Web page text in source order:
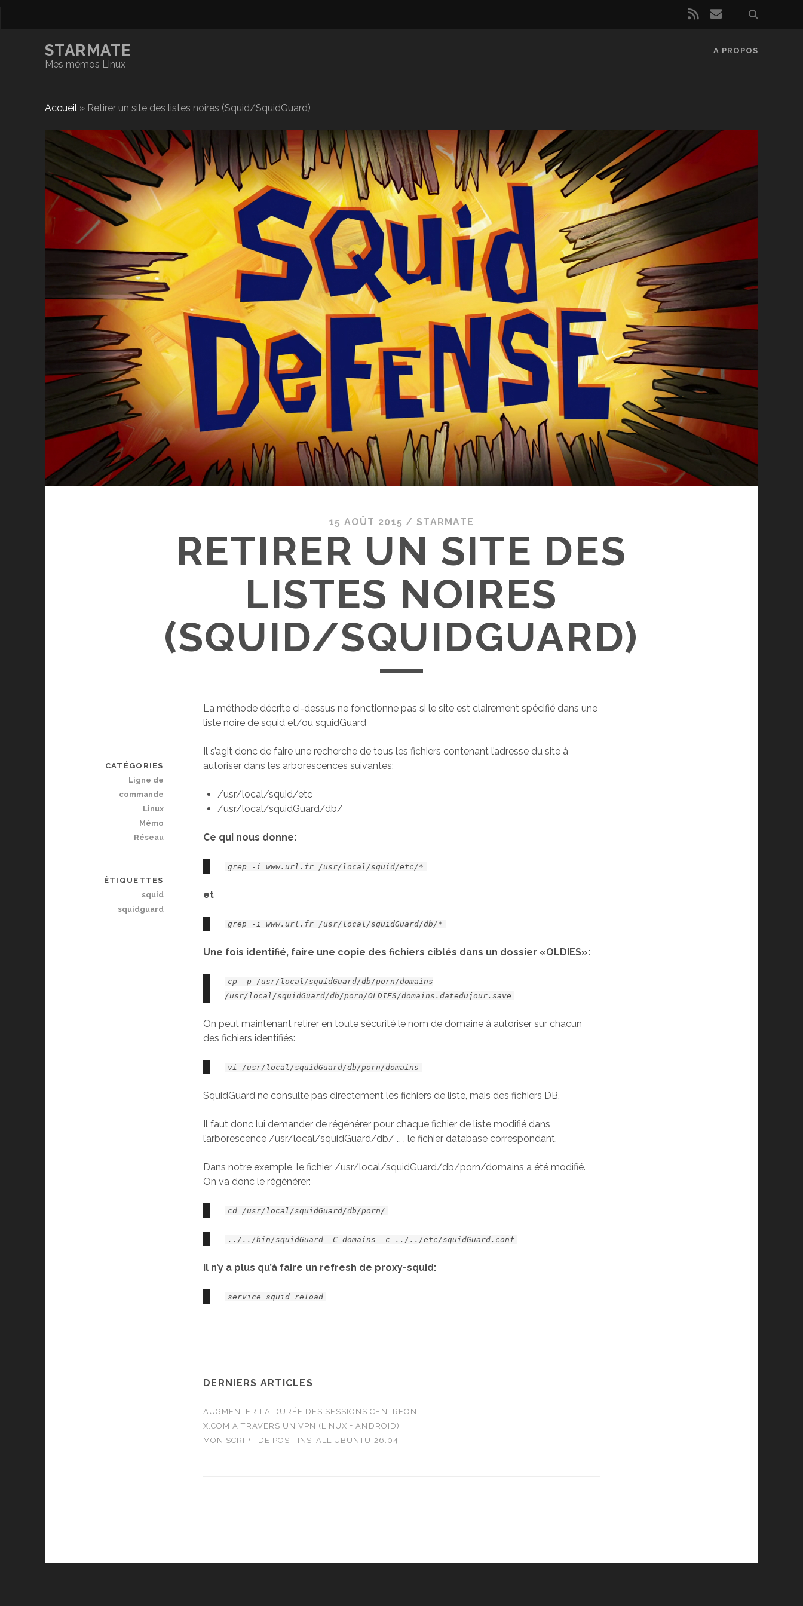
rss email
STARMATE
Mes mémos Linux
A PROPOS
Accueil» Retirer un site des listes noires (Squid/SquidGuard)
15 AOÛT 2015 / STARMATE
RETIRER UN SITE DES
LISTES NOIRES
(SQUID/SQUIDGUARD)
La méthode décrite ci-dessus ne fonctionne pas si le site est clairement spécifié dans une
liste noire de squid et/ou squidGuard
Il s’agit donc de faire une recherche de tous les fichiers contenant l’adresse du site à
autoriser dans les arborescences suivantes:
/usr/local/squid/etc
/usr/local/squidGuard/db/
Ce qui nous donne:
grep -i www.url.fr /usr/local/squid/etc/*
et
grep -i www.url.fr /usr/local/squidGuard/db/*
Une fois identifié, faire une copie des fichiers ciblés dans un dossier «OLDIES»:
cp -p /usr/local/squidGuard/db/porn/domains
/usr/local/squidGuard/db/porn/OLDIES/domains.datedujour.save
On peut maintenant retirer en toute sécurité le nom de domaine à autoriser sur chacun
des fichiers identifiés:
vi /usr/local/squidGuard/db/porn/domains
SquidGuard ne consulte pas directement les fichiers de liste, mais des fichiers DB.
Il faut donc lui demander de régénérer pour chaque fichier de liste modifié dans
l’arborescence /usr/local/squidGuard/db/ … , le fichier database correspondant.
Dans notre exemple, le fichier /usr/local/squidGuard/db/porn/domains a été modifié.
On va donc le régénérer:
cd /usr/local/squidGuard/db/porn/
../../bin/squidGuard -C domains -c ../../etc/squidGuard.conf
Il n’y a plus qu’à faire un refresh de proxy-squid:
service squid reload
DERNIERS ARTICLES
AUGMENTER LA DURÉE DES SESSIONS CENTREON
X.COM A TRAVERS UN VPN (LINUX + ANDROID)
MON SCRIPT DE POST-INSTALL UBUNTU 26.04
CATÉGORIES
Ligne de
commande
Linux
Mémo
Réseau
ÉTIQUETTES
squid
squidguard